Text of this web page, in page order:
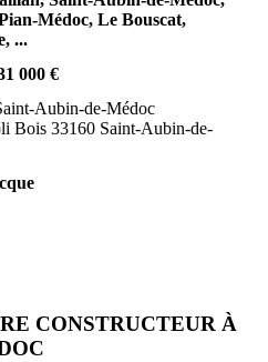
Médoc, Le Bouscat,
...
000 €
Aubin-de-Médoc
Bois 33160 Saint-Aubin-de-
CONSTRUCTEUR À